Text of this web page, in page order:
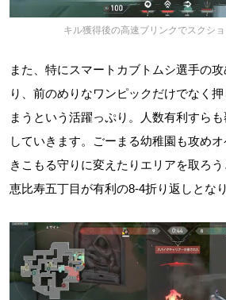
キル獲得後の高速ブリンクでスクシ
また、特にスマートカブトムシ選手の
り、前のめりなワンピックだけでなく
まうという活躍っぷり。人数有利すら
していきます。ごーまる幼稚園も攻め
きこもる守りに変えたりエリアを取ろう
恵比寿五丁目が有利の8-4折り返しとなり